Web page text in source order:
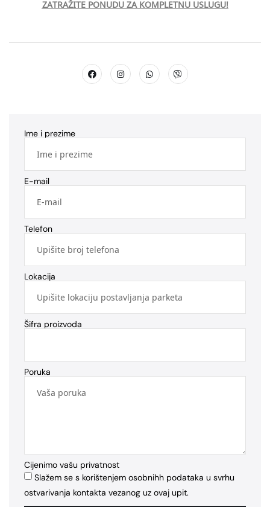
ZATRAŽITE PONUDU ZA KOMPLETNU USLUGU!
Ime i prezime
E-mail
Telefon
Lokacija
Šifra proizvoda
Poruka
Cijenimo vašu privatnost
Slažem se s korištenjem osobnihh podataka u svrhu
ostvarivanja kontakta vezanog uz ovaj upit.